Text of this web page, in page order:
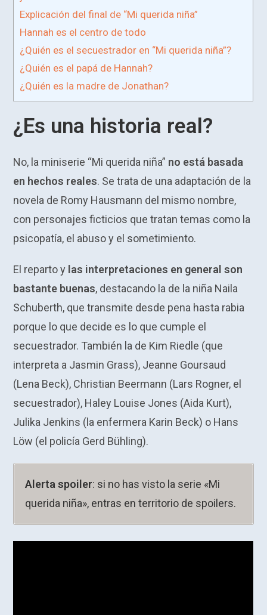
Explicación del final de “Mi querida niña”
Hannah es el centro de todo
¿Quién es el secuestrador en “Mi querida niña”?
¿Quién es el papá de Hannah?
¿Quién es la madre de Jonathan?
¿Es una historia real?
No, la miniserie “Mi querida niña” no está basada
en hechos reales. Se trata de una adaptación de la
novela de Romy Hausmann del mismo nombre,
con personajes ficticios que tratan temas como la
psicopatía, el abuso y el sometimiento.
El reparto y las interpretaciones en general son
bastante buenas, destacando la de la niña Naila
Schuberth, que transmite desde pena hasta rabia
porque lo que decide es lo que cumple el
secuestrador. También la de Kim Riedle (que
interpreta a Jasmin Grass), Jeanne Goursaud
(Lena Beck), Christian Beermann (Lars Rogner, el
secuestrador), Haley Louise Jones (Aida Kurt),
Julika Jenkins (la enfermera Karin Beck) o Hans
Löw (el policía Gerd Bühling).
Alerta spoiler: si no has visto la serie «Mi
querida niña», entras en territorio de spoilers.